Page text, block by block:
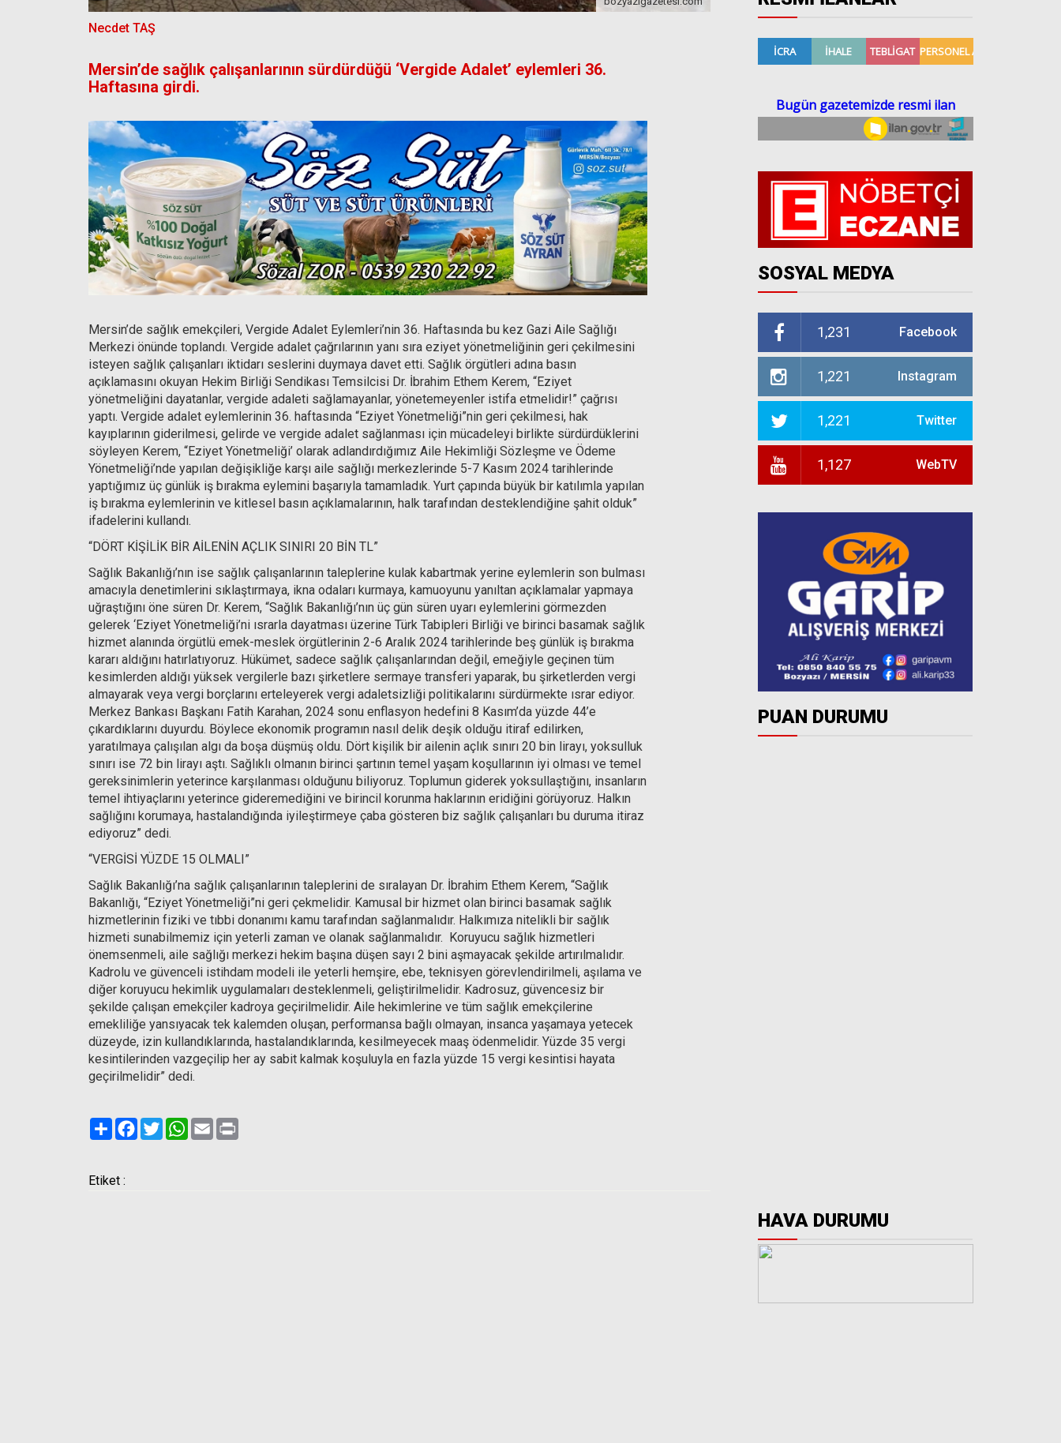
Necdet TAŞ
Mersin’de sağlık çalışanlarının sürdürdüğü ‘Vergide Adalet’ eylemleri 36.
Haftasına girdi.
Mersin’de sağlık emekçileri, Vergide Adalet Eylemleri’nin 36. Haftasında bu kez Gazi Aile Sağlığı
Merkezi önünde toplandı. Vergide adalet çağrılarının yanı sıra eziyet yönetmeliğinin geri çekilmesini
isteyen sağlık çalışanları iktidarı seslerini duymaya davet etti. Sağlık örgütleri adına basın
açıklamasını okuyan Hekim Birliği Sendikası Temsilcisi Dr. İbrahim Ethem Kerem, “Eziyet
yönetmeliğini dayatanlar, vergide adaleti sağlamayanlar, yönetemeyenler istifa etmelidir!” çağrısı
yaptı. Vergide adalet eylemlerinin 36. haftasında “Eziyet Yönetmeliği”nin geri çekilmesi, hak
kayıplarının giderilmesi, gelirde ve vergide adalet sağlanması için mücadeleyi birlikte sürdürdüklerini
söyleyen Kerem, “Eziyet Yönetmeliği’ olarak adlandırdığımız Aile Hekimliği Sözleşme ve Ödeme
Yönetmeliği’nde yapılan değişikliğe karşı aile sağlığı merkezlerinde 5-7 Kasım 2024 tarihlerinde
yaptığımız üç günlük iş bırakma eylemini başarıyla tamamladık. Yurt çapında büyük bir katılımla yapılan
iş bırakma eylemlerinin ve kitlesel basın açıklamalarının, halk tarafından desteklendiğine şahit olduk”
ifadelerini kullandı.
“DÖRT KİŞİLİK BİR AİLENİN AÇLIK SINIRI 20 BİN TL”
Sağlık Bakanlığı’nın ise sağlık çalışanlarının taleplerine kulak kabartmak yerine eylemlerin son bulması
amacıyla denetimlerini sıklaştırmaya, ikna odaları kurmaya, kamuoyunu yanıltan açıklamalar yapmaya
uğraştığını öne süren Dr. Kerem, “Sağlık Bakanlığı’nın üç gün süren uyarı eylemlerini görmezden
gelerek ‘Eziyet Yönetmeliği’ni ısrarla dayatması üzerine Türk Tabipleri Birliği ve birinci basamak sağlık
hizmet alanında örgütlü emek-meslek örgütlerinin 2-6 Aralık 2024 tarihlerinde beş günlük iş bırakma
kararı aldığını hatırlatıyoruz. Hükümet, sadece sağlık çalışanlarından değil, emeğiyle geçinen tüm
kesimlerden aldığı yüksek vergilerle bazı şirketlere sermaye transferi yaparak, bu şirketlerden vergi
almayarak veya vergi borçlarını erteleyerek vergi adaletsizliği politikalarını sürdürmekte ısrar ediyor.
Merkez Bankası Başkanı Fatih Karahan, 2024 sonu enflasyon hedefini 8 Kasım’da yüzde 44’e
çıkardıklarını duyurdu. Böylece ekonomik programın nasıl delik deşik olduğu itiraf edilirken,
yaratılmaya çalışılan algı da boşa düşmüş oldu. Dört kişilik bir ailenin açlık sınırı 20 bin lirayı, yoksulluk
sınırı ise 72 bin lirayı aştı. Sağlıklı olmanın birinci şartının temel yaşam koşullarının iyi olması ve temel
gereksinimlerin yeterince karşılanması olduğunu biliyoruz. Toplumun giderek yoksullaştığını, insanların
temel ihtiyaçlarını yeterince gideremediğini ve birincil korunma haklarının eridiğini görüyoruz. Halkın
sağlığını korumaya, hastalandığında iyileştirmeye çaba gösteren biz sağlık çalışanları bu duruma itiraz
ediyoruz” dedi.
“VERGİSİ YÜZDE 15 OLMALI”
Sağlık Bakanlığı’na sağlık çalışanlarının taleplerini de sıralayan Dr. İbrahim Ethem Kerem, “Sağlık
Bakanlığı, “Eziyet Yönetmeliği”ni geri çekmelidir. Kamusal bir hizmet olan birinci basamak sağlık
hizmetlerinin fiziki ve tıbbi donanımı kamu tarafından sağlanmalıdır. Halkımıza nitelikli bir sağlık
hizmeti sunabilmemiz için yeterli zaman ve olanak sağlanmalıdır. Koruyucu sağlık hizmetleri
önemsenmeli, aile sağlığı merkezi hekim başına düşen sayı 2 bini aşmayacak şekilde artırılmalıdır.
Kadrolu ve güvenceli istihdam modeli ile yeterli hemşire, ebe, teknisyen görevlendirilmeli, aşılama ve
diğer koruyucu hekimlik uygulamaları desteklenmeli, geliştirilmelidir. Kadrosuz, güvencesiz bir
şekilde çalışan emekçiler kadroya geçirilmelidir. Aile hekimlerine ve tüm sağlık emekçilerine
emekliliğe yansıyacak tek kalemden oluşan, performansa bağlı olmayan, insanca yaşamaya yetecek
düzeyde, izin kullandıklarında, hastalandıklarında, kesilmeyecek maaş ödenmelidir. Yüzde 35 vergi
kesintilerinden vazgeçilip her ay sabit kalmak koşuluyla en fazla yüzde 15 vergi kesintisi hayata
geçirilmelidir” dedi.
PaylaşFacebook
Twitter
WhatsApp
Email
Etiket :
SOSYAL MEDYA
1,231 Facebook
1,221 Instagram
1,221 Twitter
1,127 WebTV
PUAN DURUMU
HAVA DURUMU